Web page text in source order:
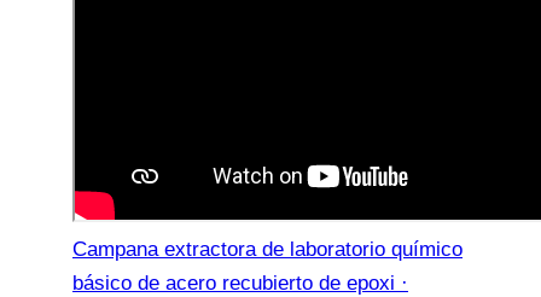
Campana extractora de laboratorio químico
básico de acero recubierto de epoxi ·